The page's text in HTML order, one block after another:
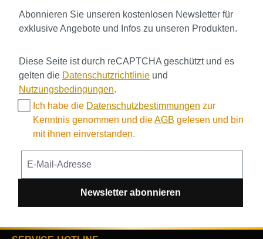
Abonnieren Sie unseren kostenlosen Newsletter für
exklusive Angebote und Infos zu unseren Produkten.
Diese Seite ist durch reCAPTCHA geschützt und es
gelten die Datenschutzrichtlinie und
Nutzungsbedingungen.
Ich habe die Datenschutzbestimmungen zur
Kenntnis genommen und dieAGB gelesen und bin
mit ihnen einverstanden.
Newsletter abonnieren